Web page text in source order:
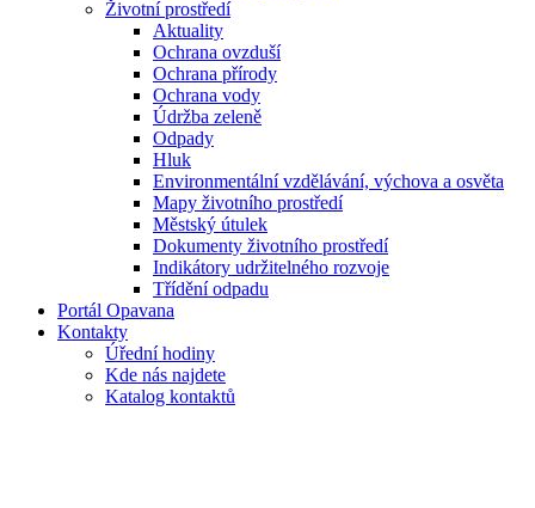
Životní prostředí
Aktuality
Ochrana ovzduší
Ochrana přírody
Ochrana vody
Údržba zeleně
Odpady
Hluk
Environmentální vzdělávání, výchova a osvěta
Mapy životního prostředí
Městský útulek
Dokumenty životního prostředí
Indikátory udržitelného rozvoje
Třídění odpadu
Portál Opavana
Kontakty
Úřední hodiny
Kde nás najdete
Katalog kontaktů